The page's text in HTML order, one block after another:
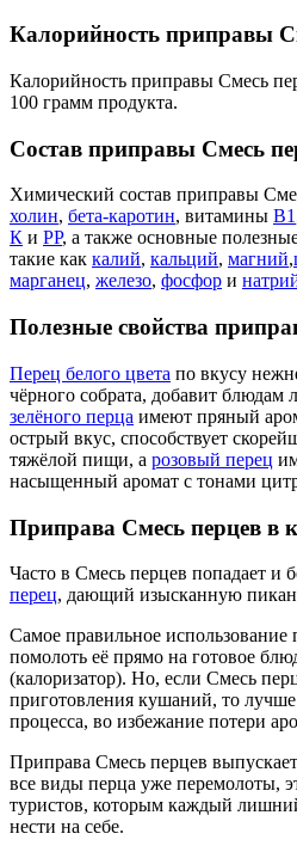
Калорийность приправы
Калорийность приправы Смесь
100 грамм продукта.
Состав приправы Смесь
Химический состав приправы
холин, бета-каротин, витамины В1
К и РР, а также основные
такие как калий, кальций, магний,
марганец, железо, фосфор и
Полезные свойства
Перец белого цвета по вкусу
чёрного собрата, добавит
зелёного перца имеют пряный
острый вкус, способствует
тяжёлой пищи, а розовый перец
насыщенный аромат с тонами
Приправа Смесь перцев в
Часто в Смесь перцев попадает и
перец, дающий изысканную
Самое правильное
помолоть её прямо на готовое
(калоризатор). Но, если Смесь
приготовления кушаний, то
процесса, во избежание потери
Приправа Смесь перцев
все виды перца уже перемолоты,
туристов, которым каждый
нести на себе.